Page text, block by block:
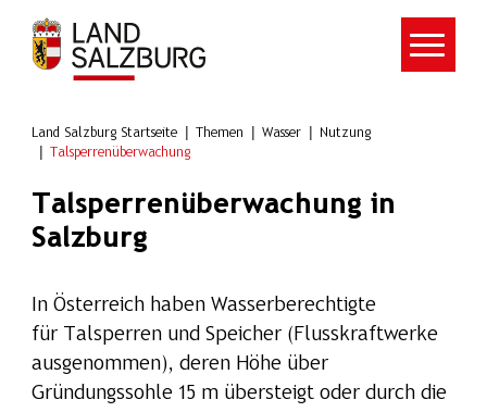
Zum Hauptinhalt springen
Land Salzburg Startseite Themen Wasser
Nutzung
Talsperrenüberwachung
Talsperrenüberwachung in
Salzburg
In Österreich haben Wasserberechtigte
für Talsperren und Speicher (Flusskraftwerke
ausgenommen), deren Höhe über
Gründungssohle 15 m übersteigt oder durch die